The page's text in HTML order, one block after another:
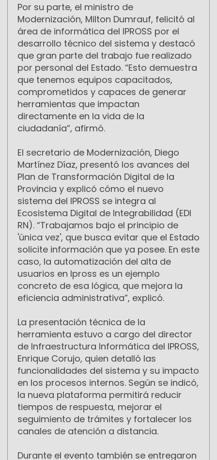
Por su parte, el ministro de
Modernización, Milton Dumrauf, felicitó al
área de informática del IPROSS por el
desarrollo técnico del sistema y destacó
que gran parte del trabajo fue realizado
por personal del Estado. “Esto demuestra
que tenemos equipos capacitados,
comprometidos y capaces de generar
herramientas que impactan
directamente en la vida de la
ciudadanía”, afirmó.
El secretario de Modernización, Diego
Martínez Díaz, presentó los avances del
Plan de Transformación Digital de la
Provincia y explicó cómo el nuevo
sistema del IPROSS se integra al
Ecosistema Digital de Integrabilidad (EDI
RN). “Trabajamos bajo el principio de
'única vez', que busca evitar que el Estado
solicite información que ya posee. En este
caso, la automatización del alta de
usuarios en Ipross es un ejemplo
concreto de esa lógica, que mejora la
eficiencia administrativa”, explicó.
La presentación técnica de la
herramienta estuvo a cargo del director
de Infraestructura Informática del IPROSS,
Enrique Corujo, quien detalló las
funcionalidades del sistema y su impacto
en los procesos internos. Según se indicó,
la nueva plataforma permitirá reducir
tiempos de respuesta, mejorar el
seguimiento de trámites y fortalecer los
canales de atención a distancia.
Durante el evento también se entregaron